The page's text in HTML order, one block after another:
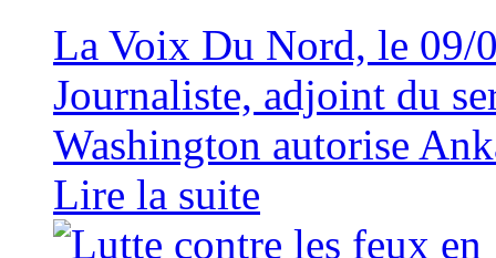
La Voix Du Nord, le 09/
Journaliste, adjoint du
Washington autorise
Lire la suite